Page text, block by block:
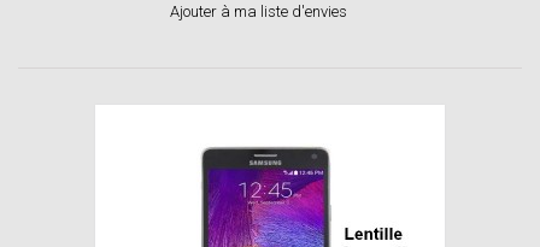
Ajouter à ma liste d'envies